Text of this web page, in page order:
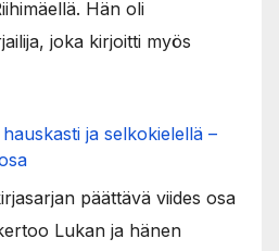
Hän oli
joka kirjoitti myös
ja selkokielellä –
päättävä viides osa
Lukan ja hänen